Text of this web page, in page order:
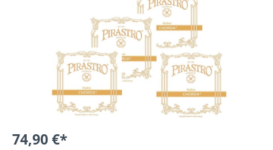
74,90 €*